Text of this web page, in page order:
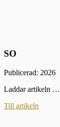
SO
Publicerad: 2026
Laddar artikeln …
Till artikeln